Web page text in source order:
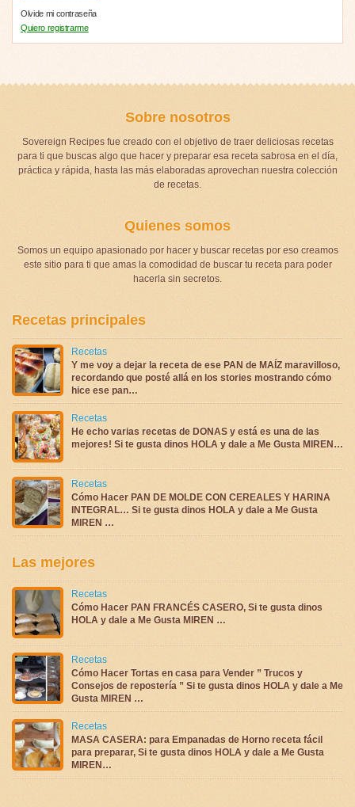
Olvide mi contraseña
Quiero registrarme
Sobre nosotros
Sovereign Recipes fue creado con el objetivo de traer deliciosas recetas
para ti que buscas algo que hacer y preparar esa receta sabrosa en el día,
práctica y rápida, hasta las más elaboradas aprovechan nuestra colección
de recetas.
Quienes somos
Somos un equipo apasionado por hacer y buscar recetas por eso creamos
este sitio para ti que amas la comodidad de buscar tu receta para poder
hacerla sin secretos.
Recetas principales
Recetas
Y me voy a dejar la receta de ese PAN de MAÍZ maravilloso,
recordando que posté allá en los stories mostrando cómo
hice ese pan…
Recetas
He echo varias recetas de DONAS y está es una de las
mejores! Si te gusta dinos HOLA y dale a Me Gusta MIREN…
Recetas
Cómo Hacer PAN DE MOLDE CON CEREALES Y HARINA
INTEGRAL… Si te gusta dinos HOLA y dale a Me Gusta
MIREN …
Las mejores
Recetas
Cómo Hacer PAN FRANCÉS CASERO, Si te gusta dinos
HOLA y dale a Me Gusta MIREN …
Recetas
Cómo Hacer Tortas en casa para Vender ” Trucos y
Consejos de repostería ” Si te gusta dinos HOLA y dale a Me
Gusta MIREN …
Recetas
MASA CASERA: para Empanadas de Horno receta fácil
para preparar, Si te gusta dinos HOLA y dale a Me Gusta
MIREN…